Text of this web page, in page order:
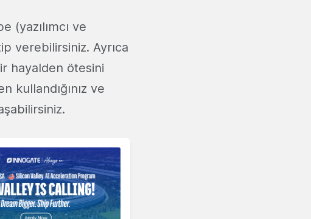
(yazılımcı ve
verebilirsiniz. Ayrıca
hayalden ötesini
kullandığınız ve